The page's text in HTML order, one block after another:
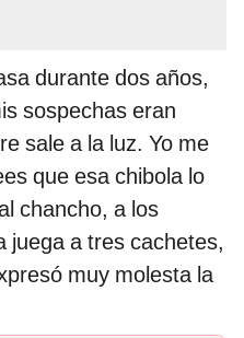
durante dos años,
sospechas eran
sale a la luz. Yo me
que esa chibola lo
chancho, a los
juega a tres cachetes,
muy molesta la